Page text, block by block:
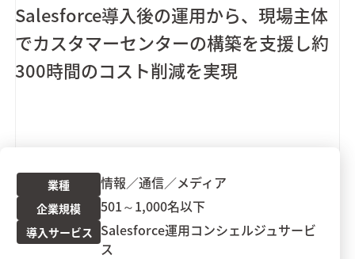
Salesforce導入後の運用から、現場主体
でカスタマーセンターの構築を支援し約
300時間のコスト削減を実現
業種 情報／通信／メディア
企業規模 501～1,000名以下
導入サービス
Salesforce運用コンシェルジュサービ
ス